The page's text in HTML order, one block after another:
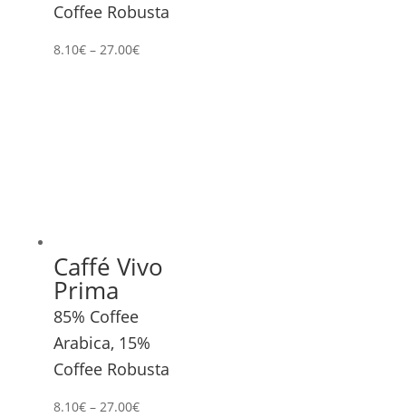
Coffee Robusta
8.10€– 27.00€
Caffé Vivo
Prima
85% Coffee
Arabica, 15%
Coffee Robusta
8.10€– 27.00€